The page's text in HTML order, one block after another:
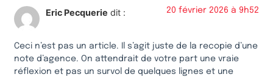
Eric Pecquerie dit : 20 février 2026 à 9h52
Ceci n’est pas un article. Il s’agit juste de la recopie d’une
note d’agence. On attendrait de votre part une vraie
réflexion et pas un survol de quelques lignes et une